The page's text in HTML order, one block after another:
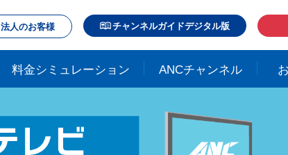
法人のお客様 チャンネルガイドデジタル版
料金シミュレーション ANCチャンネル